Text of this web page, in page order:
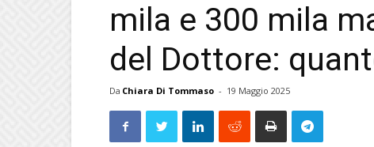
mila e 300 mila
del Dottore:
Da Chiara Di Tommaso - 19 Maggio 2025